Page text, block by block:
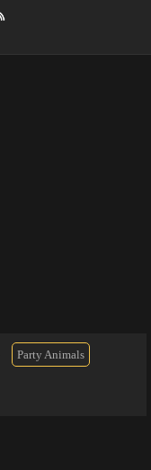
Party Animals